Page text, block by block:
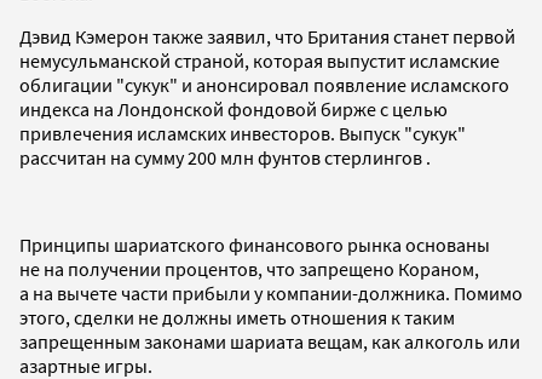
Дэвид Кэмерон также заявил, что Британия станет первой
немусульманской страной, которая выпустит исламские
облигации "сукук" и анонсировал появление исламского
индекса на Лондонской фондовой бирже с целью
привлечения исламских инвесторов. Выпуск "сукук"
рассчитан на сумму 200 млн фунтов стерлингов .
Принципы шариатского финансового рынка основаны
не на получении процентов, что запрещено Кораном,
а на вычете части прибыли у компании-должника. Помимо
этого, сделки не должны иметь отношения к таким
запрещенным законами шариата вещам, как алкоголь или
азартные игры.